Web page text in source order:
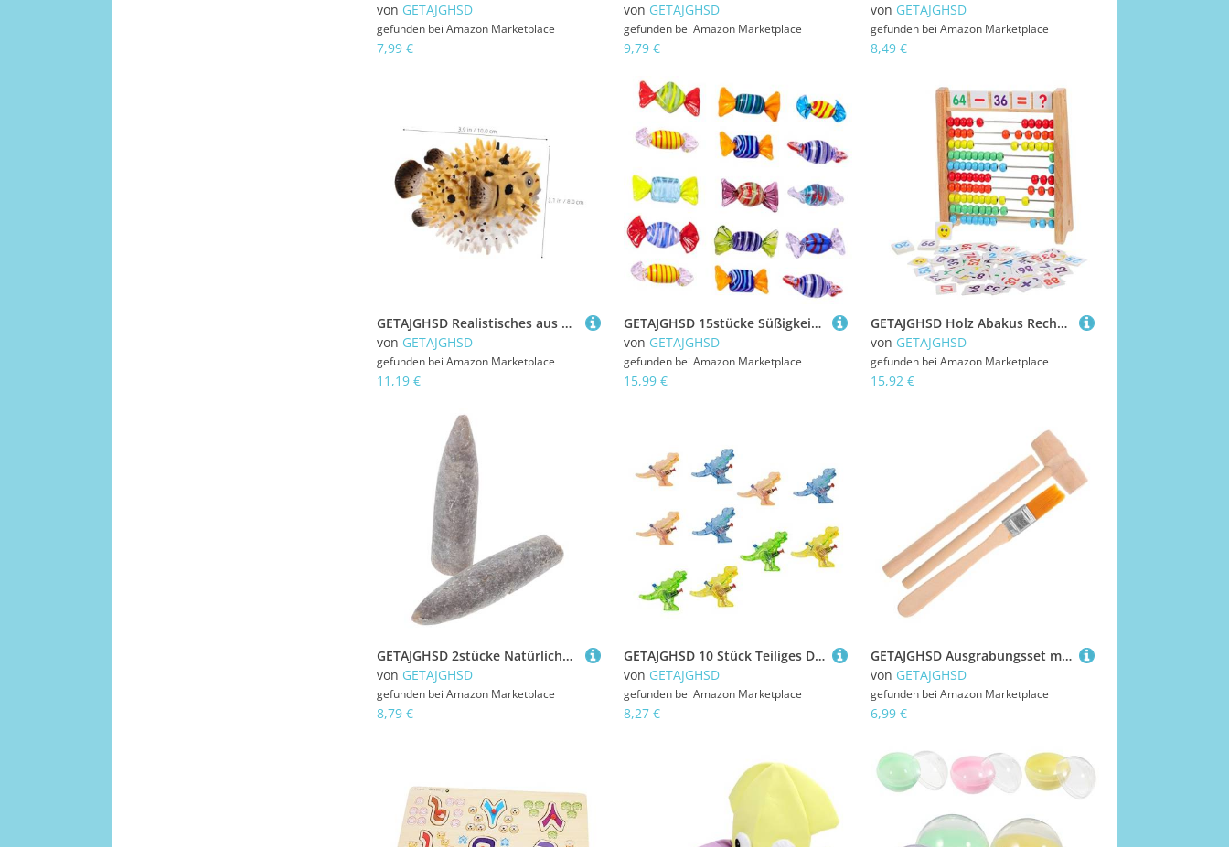
von GETAJGHSD
gefunden bei Amazon Marketplace
7,99 €
von GETAJGHSD
gefunden bei Amazon Marketplace
9,79 €
von GETAJGHSD
gefunden bei Amazon Marketplace
8,49 €
GETAJGHSD Realistisches aus Kunststoff Detailgetreue Meerestier Figur für Pädagogisches Aquarium Deko Kindgerechtes für Junge Mädchen Langlebig und Sicher
von GETAJGHSD
gefunden bei Amazon Marketplace
11,19 €
GETAJGHSD 15stücke Süßigkeiten Candy Ornamente Party Hochzeit Weihnachten Deko Farbige Design Glatt Oberfläche Komplett
von GETAJGHSD
gefunden bei Amazon Marketplace
15,99 €
GETAJGHSD Holz Abakus Rechenspielzeug mit Zahlenkarten Pädagogisches Montessori Mathe für Kleinkinder Unterstützt Zählen und Frühe Rechenfähigkeiten Lernspielzeug für Vorschulkinder
von GETAJGHSD
gefunden bei Amazon Marketplace
15,92 €
GETAJGHSD 2stücke Natürliche Belemnit-haustierfossilien Für Geologische Und Paläontologische Studien Bildungsressourcen Für Klassenzimmer Und Heimdekoration
von GETAJGHSD
gefunden bei Amazon Marketplace
8,79 €
GETAJGHSD 10 Stück Teiliges Dinosaurier wasserspritzspielzeug Transparent Interaktives Outdoor Farblich Sortiert für Pool Gartenaktivitäten Zufällige Farbe Zufällige Farbe
von GETAJGHSD
gefunden bei Amazon Marketplace
8,27 €
GETAJGHSD Ausgrabungsset mit Holzhammer Meißel und Bürste Tragbares Archäologie für Mädchen und Jungen Feinmotorik und Kreativität Beim Ausgraben von Dinosaurier und Edelsteinblöcken
von GETAJGHSD
gefunden bei Amazon Marketplace
6,99 €